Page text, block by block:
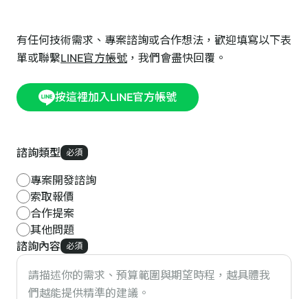
有任何技術需求、專案諮詢或合作想法，歡迎填寫以下表
單或聯繫LINE官方帳號 ，我們會盡快回覆。
按這裡加入LINE官方帳號
諮詢類型 必須
專案開發諮詢
索取報價
合作提案
其他問題
諮詢內容 必須